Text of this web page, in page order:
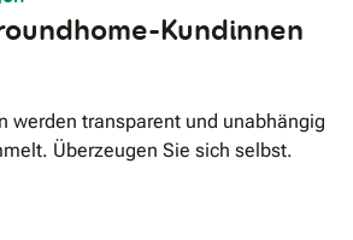
Kundinnen
werden transparent und unabhängig
Überzeugen Sie sich selbst.